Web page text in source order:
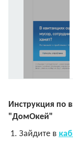
Инструкция по
"ДомОкей"
1. Зайдите в